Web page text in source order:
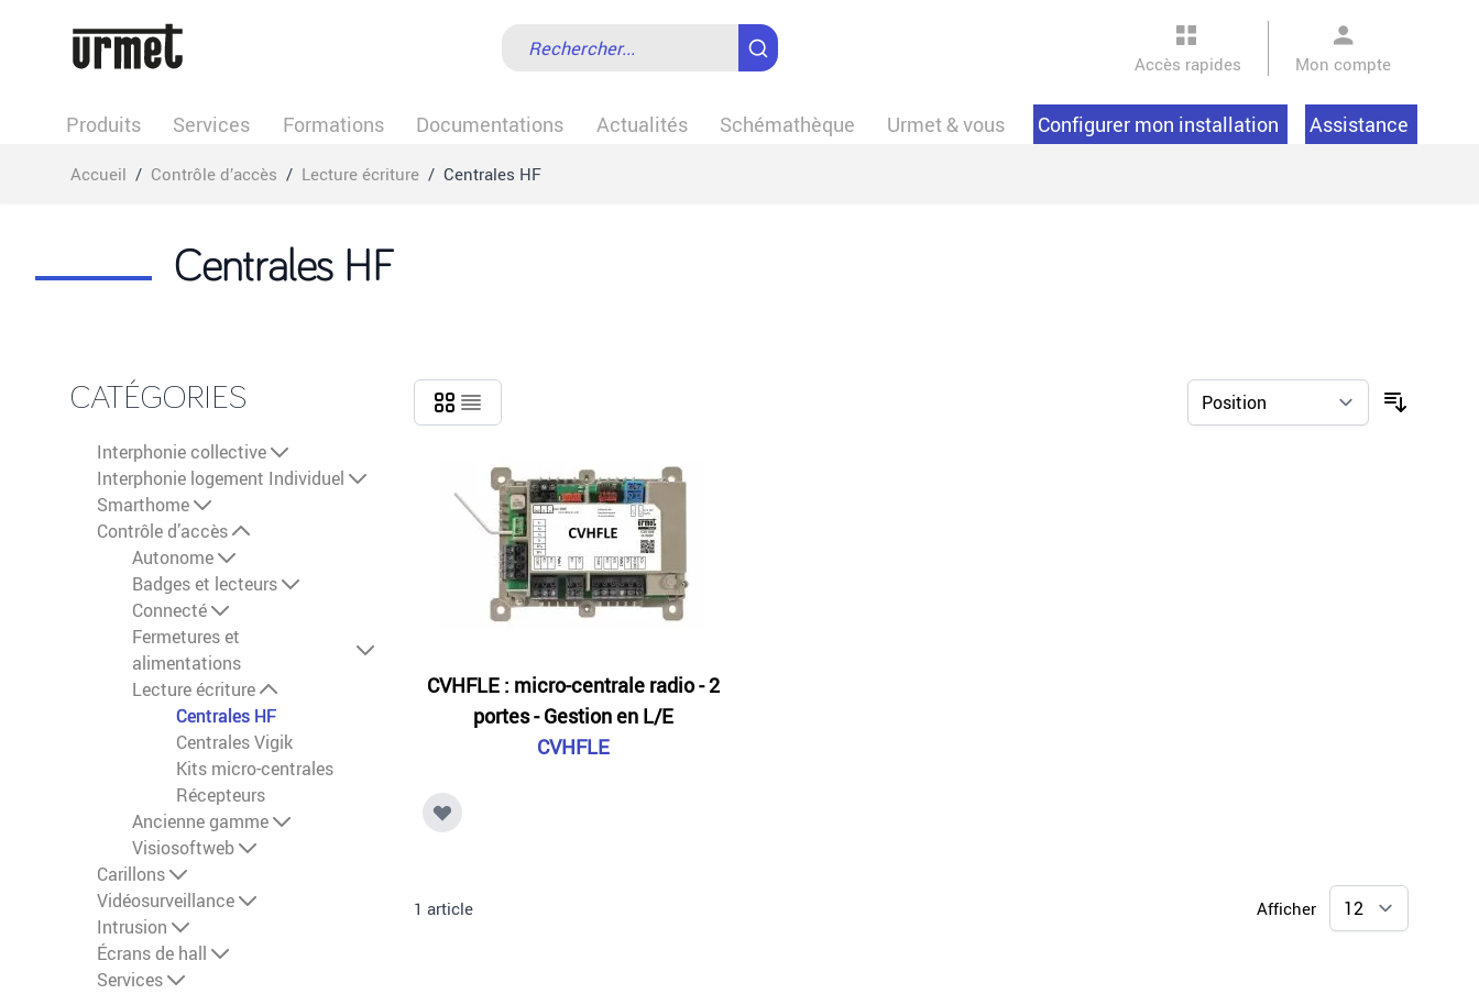
Accès rapides Mon compte
Produits Services Formations Documentations Actualités Schémathèque Urmet & vous Configurer mon installation Assistance
Accueil / Contrôle d’accès / Lecture écriture / Centrales HF
Centrales HF
CATÉGORIES
Interphonie collective
Interphonie logement Individuel
Smarthome
Contrôle d’accès
Autonome
Badges et lecteurs
Connecté
Fermetures et
alimentations
Lecture écriture
Centrales HF
Centrales Vigik
Kits micro-centrales
Récepteurs
Ancienne gamme
Visiosoftweb
Carillons
Vidéosurveillance
Intrusion
Écrans de hall
Services
CVHFLE : micro-centrale radio - 2
portes - Gestion en L/E
CVHFLE
1 article Afficher